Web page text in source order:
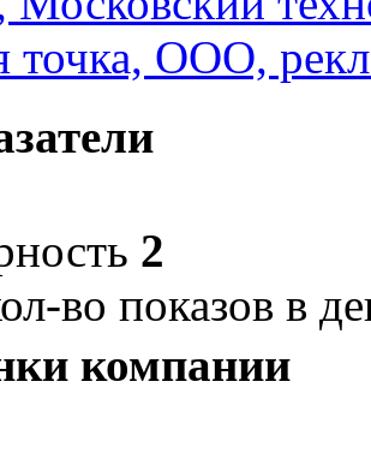
точка, ООО,
2
во показов в
компании